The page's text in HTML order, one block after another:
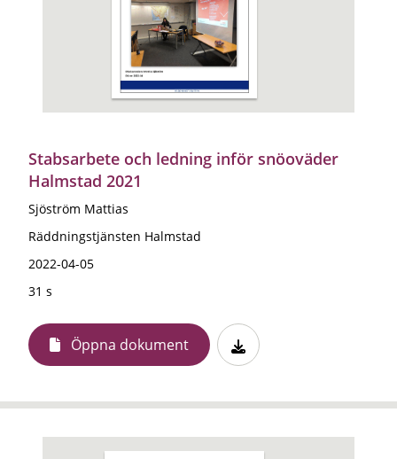
Stabsarbete och ledning inför snöoväder
Halmstad 2021
Sjöström Mattias
Räddningstjänsten Halmstad
2022-04-05
31 s
Öppna dokument